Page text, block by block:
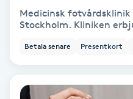
Nagelvård
Naglar borttagning
Medicinsk fotvårdsklinik
Stockholm. Kliniken
Betala senare Presentkort